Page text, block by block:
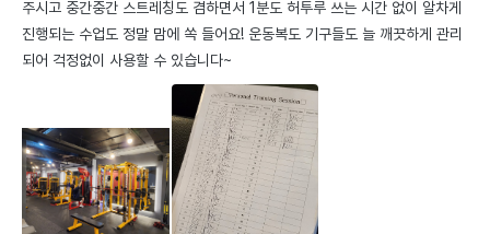
주시고 중간중간 스트레칭도 겸하면서 1분도 허투루 쓰는 시간 없이 알차게
진행되는 수업도 정말 맘에 쏙 들어요! 운동복도 기구들도 늘 깨끗하게 관리
되어 걱정없이 사용할 수 있습니다~